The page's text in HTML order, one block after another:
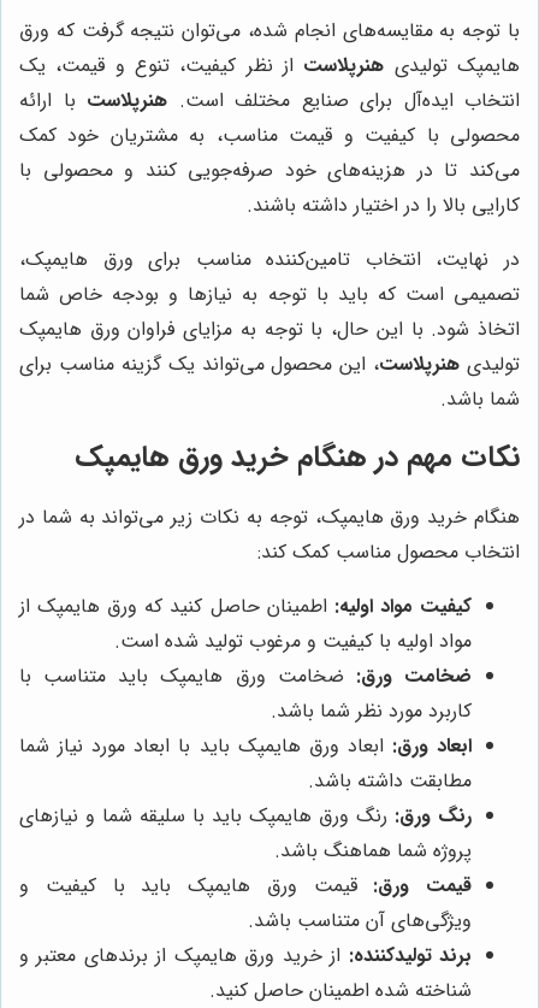
با توجه به مقایسه‌های انجام شده، می‌توان نتیجه گرفت که ورق
هایمپک تولیدی هنرپلاست از نظر کیفیت، تنوع و قیمت، یک
انتخاب ایده‌آل برای صنایع مختلف است. هنرپلاست با ارائه
محصولی با کیفیت و قیمت مناسب، به مشتریان خود کمک
می‌کند تا در هزینه‌های خود صرفه‌جویی کنند و محصولی با
کارایی بالا را در اختیار داشته باشند.
در نهایت، انتخاب تامین‌کننده مناسب برای ورق هایمپک،
تصمیمی است که باید با توجه به نیازها و بودجه خاص شما
اتخاذ شود. با این حال، با توجه به مزایای فراوان ورق هایمپک
تولیدی هنرپلاست، این محصول می‌تواند یک گزینه مناسب برای
شما باشد.
نکات مهم در هنگام خرید ورق هایمپک
هنگام خرید ورق هایمپک، توجه به نکات زیر می‌تواند به شما در
انتخاب محصول مناسب کمک کند:
کیفیت مواد اولیه: اطمینان حاصل کنید که ورق هایمپک از
مواد اولیه با کیفیت و مرغوب تولید شده است.
ضخامت ورق: ضخامت ورق هایمپک باید متناسب با
کاربرد مورد نظر شما باشد.
ابعاد ورق: ابعاد ورق هایمپک باید با ابعاد مورد نیاز شما
مطابقت داشته باشد.
رنگ ورق: رنگ ورق هایمپک باید با سلیقه شما و نیازهای
پروژه شما هماهنگ باشد.
قیمت ورق: قیمت ورق هایمپک باید با کیفیت و
ویژگی‌های آن متناسب باشد.
برند تولیدکننده: از خرید ورق هایمپک از برندهای معتبر و
شناخته شده اطمینان حاصل کنید.